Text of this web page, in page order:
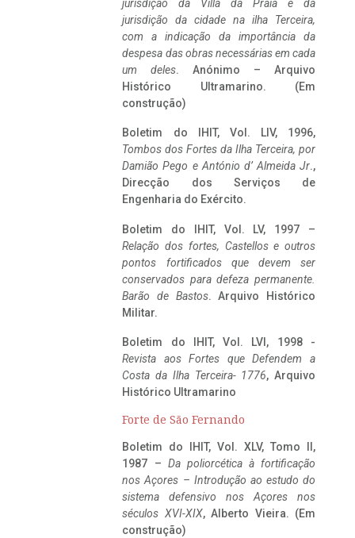
jurisdição da Villa da Praia e da
jurisdição da cidade na ilha Terceira,
com a indicação da importância da
despesa das obras necessárias em cada
um deles. Anónimo – Arquivo
Histórico Ultramarino. (Em
construção)
Boletim do IHIT, Vol. LIV, 1996,
Tombos dos Fortes da Ilha Terceira, por
Damião Pego e António d’ Almeida Jr.,
Direcção dos Serviços de
Engenharia do Exército.
Boletim do IHIT, Vol. LV, 1997 –
Relação dos fortes, Castellos e outros
pontos fortificados que devem ser
conservados para defeza permanente.
Barão de Bastos. Arquivo Histórico
Militar.
Boletim do IHIT, Vol. LVI, 1998 -
Revista aos Fortes que Defendem a
Costa da Ilha Terceira- 1776, Arquivo
Histórico Ultramarino
Forte de São Fernando
Boletim do IHIT, Vol. XLV, Tomo II,
1987 – Da poliorcética à fortificação
nos Açores – Introdução ao estudo do
sistema defensivo nos Açores nos
séculos XVI-XIX, Alberto Vieira. (Em
construção)